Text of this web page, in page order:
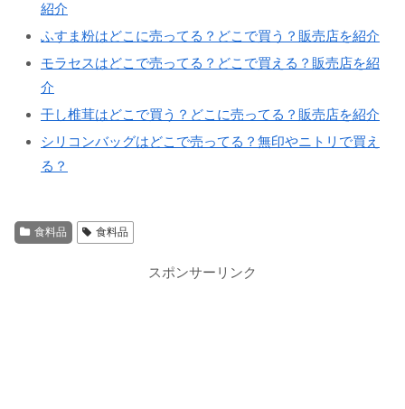
紹介
ふすま粉はどこに売ってる？どこで買う？販売店を紹介
モラセスはどこで売ってる？どこで買える？販売店を紹
介
干し椎茸はどこで買う？どこに売ってる？販売店を紹介
シリコンバッグはどこで売ってる？無印やニトリで買え
る？
食料品 食料品
スポンサーリンク